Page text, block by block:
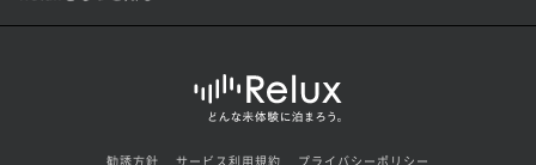
勧誘方針 サービス利用規約 プライバシーポリシー